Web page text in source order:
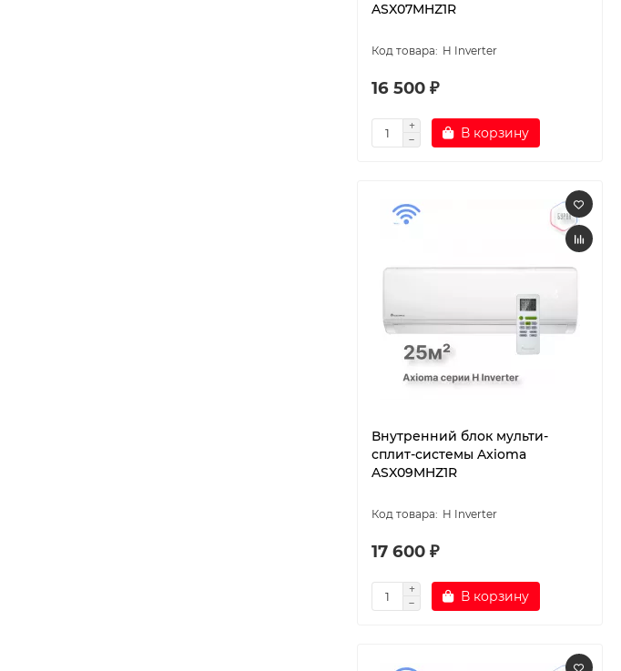
ASX07MHZ1R
H Inverter
16 500 ₽
В корзину
Внутренний блок мульти-
сплит-системы Axioma
ASX09MHZ1R
H Inverter
17 600 ₽
В корзину